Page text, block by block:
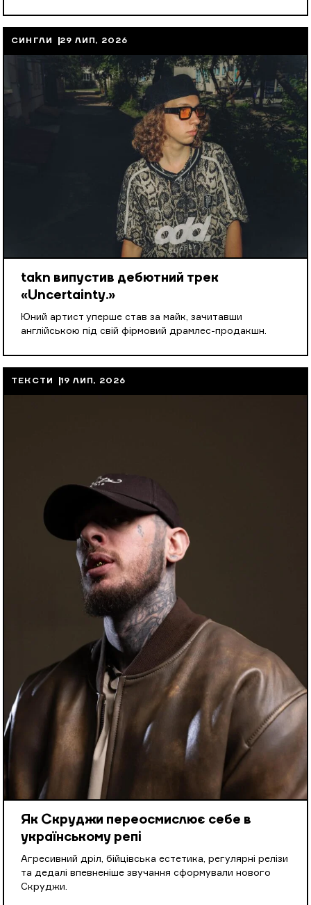
СИНГЛИ 29 ЛИП, 2026
takn випустив дебютний трек
«Uncertainty.»
Юний артист уперше став за майк, зачитавши
англійською під свій фірмовий драмлес-продакшн.
ТЕКСТИ 19 ЛИП, 2026
Як Скруджи переосмислює себе в
українському репі
Агресивний дріл, бійцівська естетика, регулярні релізи
та дедалі впевненіше звучання сформували нового
Скруджи.